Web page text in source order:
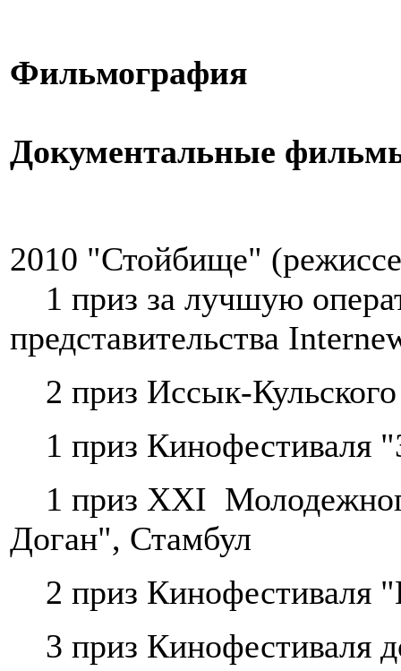
Фильмография
Документальные
2010 "Стойбище"
1 приз за лучшую
представительства
2 приз Иссык-
1 приз Кинофестиваля
1 приз XXI
Доган", Стамбул
2 приз Кинофестиваля
3 приз Кинофестиваля